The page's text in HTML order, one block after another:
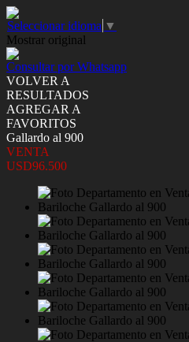
Seleccionar idioma ▼
Mostrar original
Consultar por Whatsapp
VOLVER A
RESULTADOS
AGREGAR A
FAVORITOS
Gallardo al 900
VENTA
USD96.500